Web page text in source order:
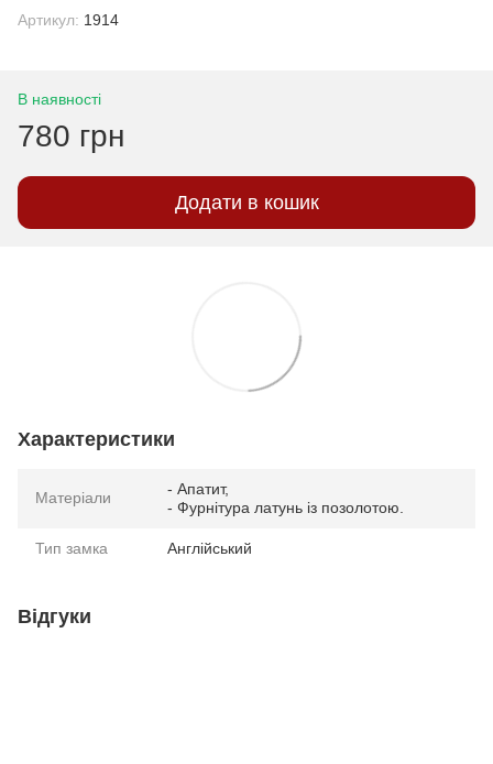
Артикул: 1914
В наявності
780 грн
Додати в кошик
Характеристики
Матеріали
- Апатит,
- Фурнітура латунь із позолотою.
Тип замка Англійський
Відгуки